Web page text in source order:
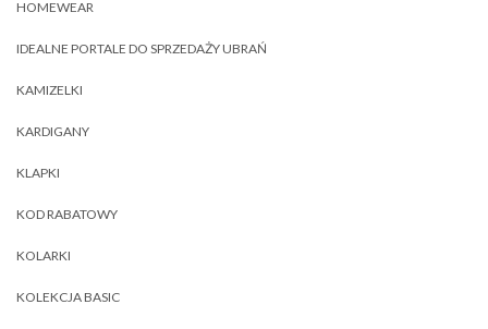
HOMEWEAR
IDEALNE PORTALE DO SPRZEDAŻY UBRAŃ
KAMIZELKI
KARDIGANY
KLAPKI
KOD RABATOWY
KOLARKI
KOLEKCJA BASIC